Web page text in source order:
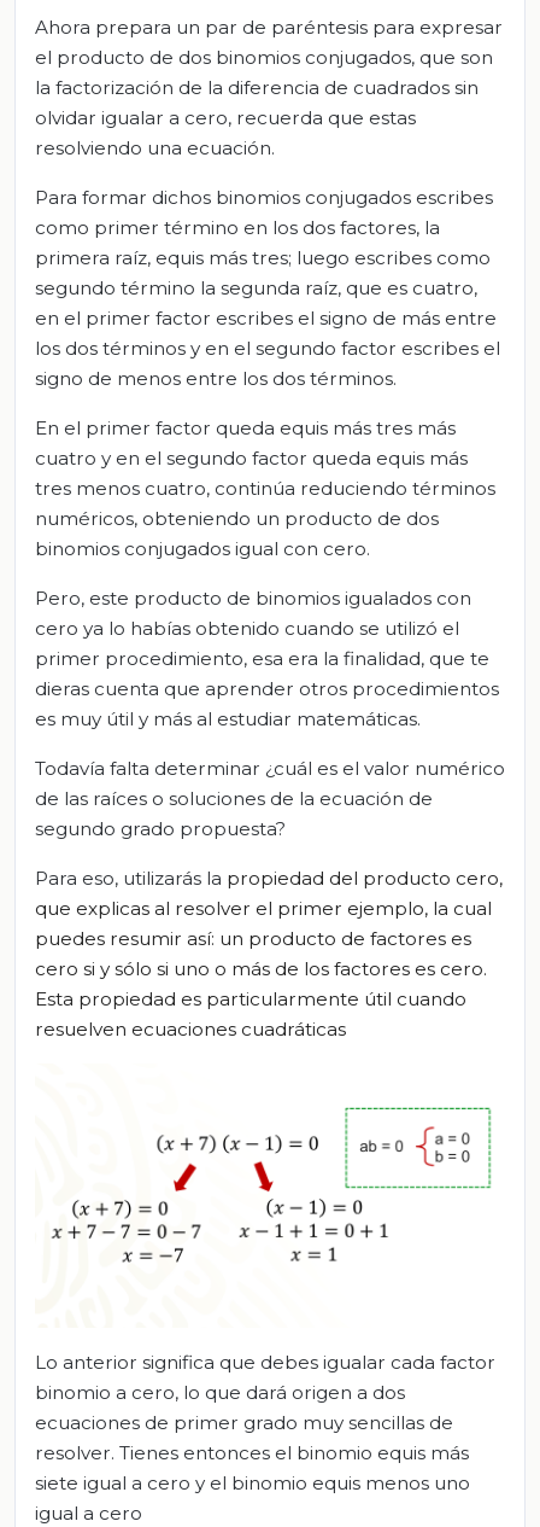
Ahora prepara un par de paréntesis para expresar
el producto de dos binomios conjugados, que son
la factorización de la diferencia de cuadrados sin
olvidar igualar a cero, recuerda que estas
resolviendo una ecuación.
Para formar dichos binomios conjugados escribes
como primer término en los dos factores, la
primera raíz, equis más tres; luego escribes como
segundo término la segunda raíz, que es cuatro,
en el primer factor escribes el signo de más entre
los dos términos y en el segundo factor escribes el
signo de menos entre los dos términos.
En el primer factor queda equis más tres más
cuatro y en el segundo factor queda equis más
tres menos cuatro, continúa reduciendo términos
numéricos, obteniendo un producto de dos
binomios conjugados igual con cero.
Pero, este producto de binomios igualados con
cero ya lo habías obtenido cuando se utilizó el
primer procedimiento, esa era la finalidad, que te
dieras cuenta que aprender otros procedimientos
es muy útil y más al estudiar matemáticas.
Todavía falta determinar ¿cuál es el valor numérico
de las raíces o soluciones de la ecuación de
segundo grado propuesta?
Para eso, utilizarás la propiedad del producto cero,
que explicas al resolver el primer ejemplo, la cual
puedes resumir así: un producto de factores es
cero si y sólo si uno o más de los factores es cero.
Esta propiedad es particularmente útil cuando
resuelven ecuaciones cuadráticas
Lo anterior significa que debes igualar cada factor
binomio a cero, lo que dará origen a dos
ecuaciones de primer grado muy sencillas de
resolver. Tienes entonces el binomio equis más
siete igual a cero y el binomio equis menos uno
igual a cero